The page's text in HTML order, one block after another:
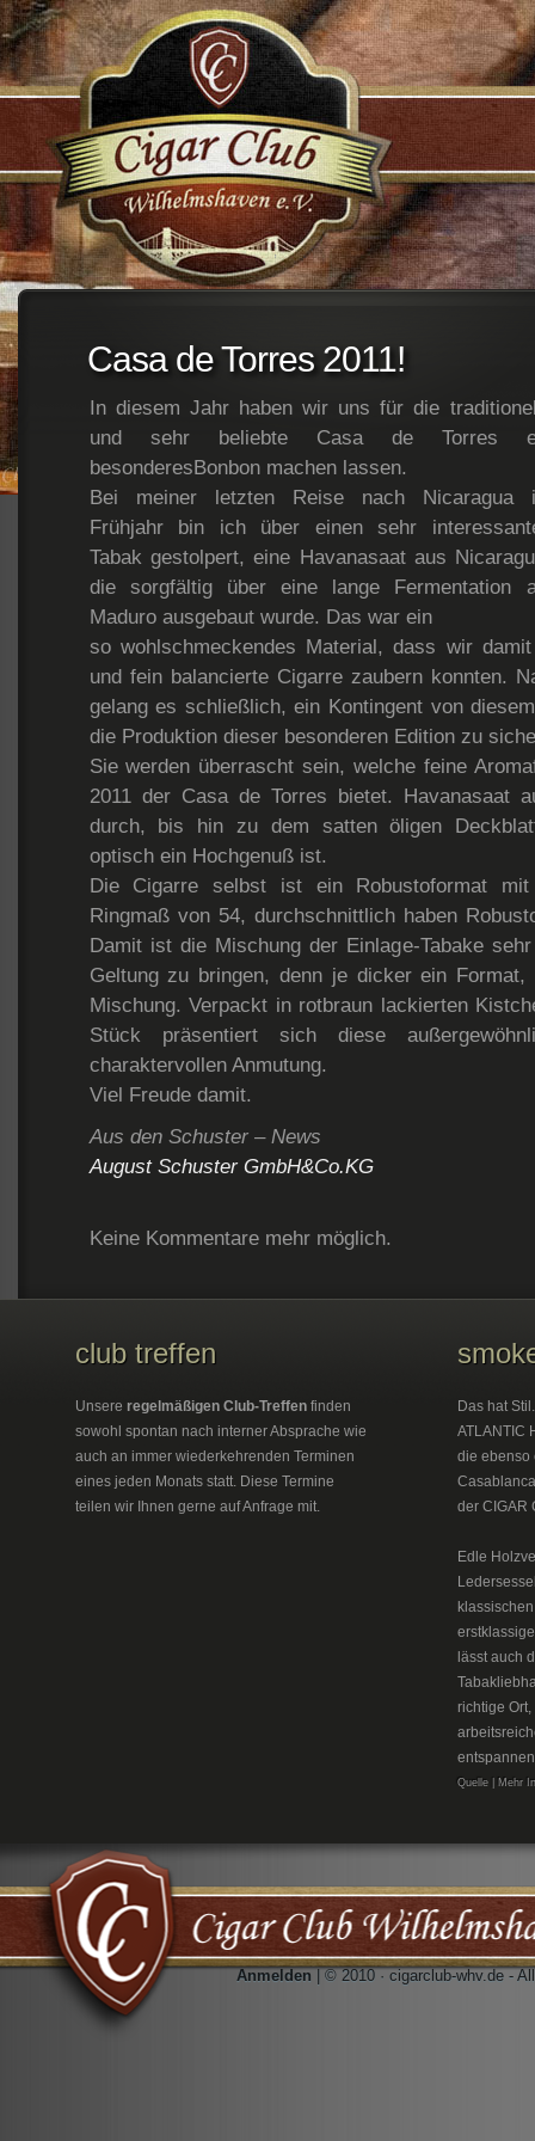
;
Casa de Torres 2011!
In diesem Jahr haben wir uns für die
und sehr beliebte Casa de Torres
besonderesBonbon machen lassen.
Bei meiner letzten Reise nach Nicaragua
Frühjahr bin ich über einen sehr
Tabak gestolpert, eine Havanasaat aus
die sorgfältig über eine lange Fermentation
Maduro ausgebaut wurde. Das war ein
so wohlschmeckendes Material, dass wir
und fein balancierte Cigarre zaubern konnten.
gelang es schließlich, ein Kontingent von
die Produktion dieser besonderen Edition zu
Sie werden überrascht sein, welche feine
2011 der Casa de Torres bietet. Havanasaat
durch, bis hin zu dem satten öligen
optisch ein Hochgenuß ist.
Die Cigarre selbst ist ein Robustoformat
Ringmaß von 54, durchschnittlich haben
Damit ist die Mischung der Einlage-Tabake
Geltung zu bringen, denn je dicker ein Format,
Mischung. Verpackt in rotbraun lackierten
Stück präsentiert sich diese
charaktervollen Anmutung.
Viel Freude damit.
Aus den Schuster – News
August Schuster GmbH&Co.KG
Keine Kommentare mehr möglich.
club treffen
Unsere regelmäßigen Club-Treffen finden
sowohl spontan nach interner Absprache wie
auch an immer wiederkehrenden Terminen
eines jeden Monats statt. Diese Termine
teilen wir Ihnen gerne auf Anfrage mit.
Das hat
ATLANTIC
die ebenso
der CIGAR
Edle
lässt auch
richtige
Quelle | Mehr
Anmelden | © 2010 · cigarclub-whv.de -